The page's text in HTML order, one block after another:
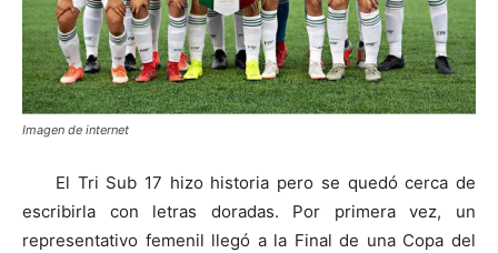
Imagen de internet
El Tri Sub 17 hizo historia pero se quedó cerca de
escribirla con letras doradas. Por primera vez, un
representativo femenil llegó a la Final de una Copa del